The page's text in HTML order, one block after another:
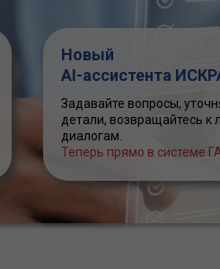
Новый
AI-ассистента
Задавайте вопросы,
детали, возвращайтесь к
диалогам.
Теперь прямо в системе